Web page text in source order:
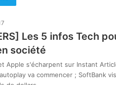
Les 5 infos Tech
société
Apple s'écharpent sur Instant
va commencer ; SoftBank